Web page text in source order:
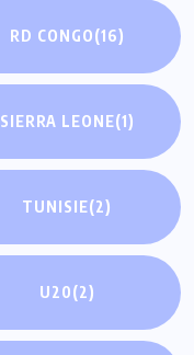
RD CONGO(16)
SIERRA LEONE(1)
TUNISIE(2)
U20(2)